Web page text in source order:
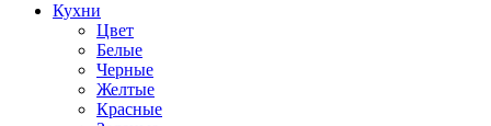
Кухни
Цвет
Белые
Черные
Желтые
Красные